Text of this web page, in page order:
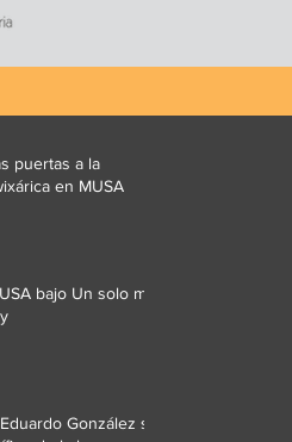
puertas a la
en MUSA
bajo Un solo mar
González su